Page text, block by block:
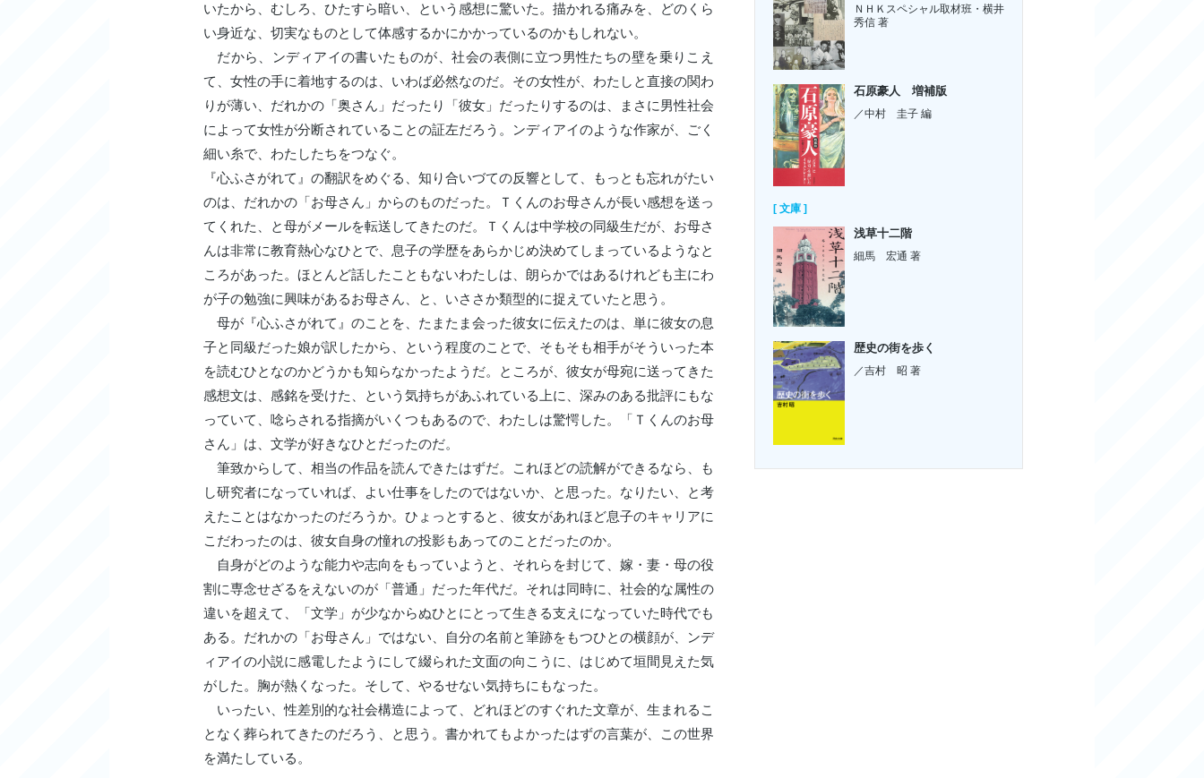
いたから、むしろ、ひたすら暗い、という感想に驚いた。描かれる痛みを、どのくら
い身近な、切実なものとして体感するかにかかっているのかもしれない。
だから、ンディアイの書いたものが、社会の表側に立つ男性たちの壁を乗りこえ
て、女性の手に着地するのは、いわば必然なのだ。その女性が、わたしと直接の関わ
りが薄い、だれかの「奥さん」だったり「彼女」だったりするのは、まさに男性社会
によって女性が分断されていることの証左だろう。ンディアイのような作家が、ごく
細い糸で、わたしたちをつなぐ。
『心ふさがれて』の翻訳をめぐる、知り合いづての反響として、もっとも忘れがたい
のは、だれかの「お母さん」からのものだった。Ｔくんのお母さんが長い感想を送っ
てくれた、と母がメールを転送してきたのだ。Ｔくんは中学校の同級生だが、お母さ
んは非常に教育熱心なひとで、息子の学歴をあらかじめ決めてしまっているようなと
ころがあった。ほとんど話したこともないわたしは、朗らかではあるけれども主にわ
が子の勉強に興味があるお母さん、と、いささか類型的に捉えていたと思う。
母が『心ふさがれて』のことを、たまたま会った彼女に伝えたのは、単に彼女の息
子と同級だった娘が訳したから、という程度のことで、そもそも相手がそういった本
を読むひとなのかどうかも知らなかったようだ。ところが、彼女が母宛に送ってきた
感想文は、感銘を受けた、という気持ちがあふれている上に、深みのある批評にもな
っていて、唸らされる指摘がいくつもあるので、わたしは驚愕した。「Ｔくんのお母
さん」は、文学が好きなひとだったのだ。
筆致からして、相当の作品を読んできたはずだ。これほどの読解ができるなら、も
し研究者になっていれば、よい仕事をしたのではないか、と思った。なりたい、と考
えたことはなかったのだろうか。ひょっとすると、彼女があれほど息子のキャリアに
こだわったのは、彼女自身の憧れの投影もあってのことだったのか。
自身がどのような能力や志向をもっていようと、それらを封じて、嫁・妻・母の役
割に専念せざるをえないのが「普通」だった年代だ。それは同時に、社会的な属性の
違いを超えて、「文学」が少なからぬひとにとって生きる支えになっていた時代でも
ある。だれかの「お母さん」ではない、自分の名前と筆跡をもつひとの横顔が、ンデ
ィアイの小説に感電したようにして綴られた文面の向こうに、はじめて垣間見えた気
がした。胸が熱くなった。そして、やるせない気持ちにもなった。
いったい、性差別的な社会構造によって、どれほどのすぐれた文章が、生まれるこ
となく葬られてきたのだろう、と思う。書かれてもよかったはずの言葉が、この世界
を満たしている。
ＮＨＫスペシャル取材班・横井
秀信 著
石原豪人 増補版
／中村 圭子 編
[ 文庫 ]
浅草十二階
細馬 宏通 著
歴史の街を歩く
／吉村 昭 著